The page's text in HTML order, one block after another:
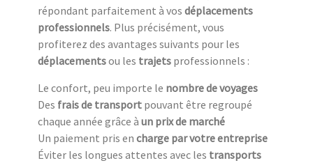
répondant parfaitement à vos déplacements
professionnels. Plus précisément, vous
profiterez des avantages suivants pour les
déplacementsou les trajets professionnels :
Le confort, peu importe le nombre de voyages
Des frais de transport pouvant être regroupé
chaque année grâce à un prix de marché
Un paiement pris en charge par votre entreprise
Éviter les longues attentes avec les transports